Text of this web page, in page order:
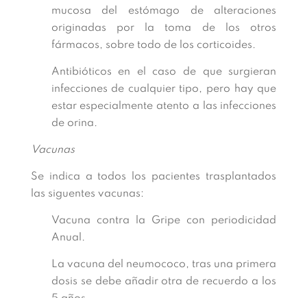
mucosa del estómago de alteraciones
originadas por la toma de los otros
fármacos, sobre todo de los corticoides.
Antibióticos en el caso de que surgieran
infecciones de cualquier tipo, pero hay que
estar especialmente atento a las infecciones
de orina.
Vacunas
Se indica a todos los pacientes trasplantados
las siguentes vacunas:
Vacuna contra la Gripe con periodicidad
Anual.
La vacuna del neumococo, tras una primera
dosis se debe añadir otra de recuerdo a los